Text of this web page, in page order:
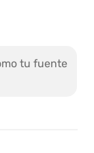
tu fuente